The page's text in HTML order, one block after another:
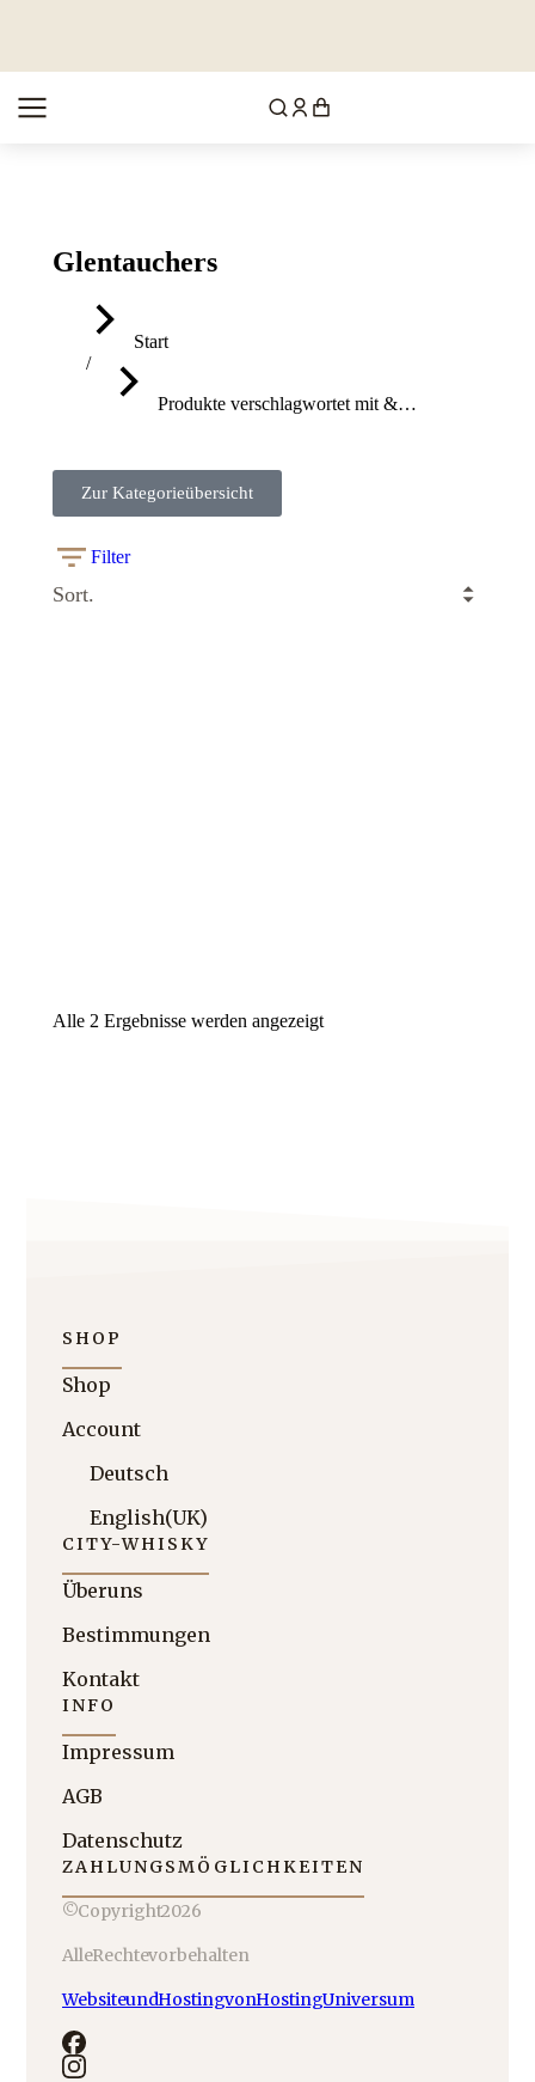
Glentauchers
Sie befinden sich hier:
Start
Produkte verschlagwortet mit &…
Zur Kategorieübersicht
Filter
Alle 2 Ergebnisse werden angezeigt
SHOP
Shop
Account
Deutsch
English (UK)
CITY-WHISKY
Über uns
Bestimmungen
Kontakt
INFO
Impressum
AGB
Datenschutz
ZAHLUNGSMÖGLICHKEITEN
© Copyright 2026
Alle Rechte vorbehalten
Website und Hosting von Hosting Universum